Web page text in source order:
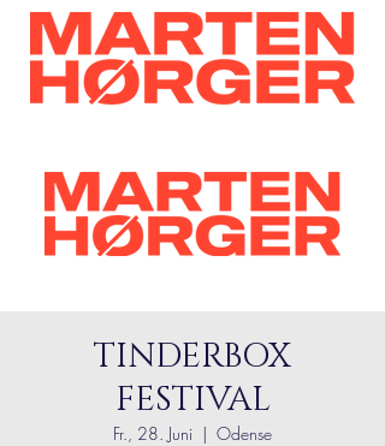
TINDERBOX
FESTIVAL
Fr., 28. Juni
  |
Odense